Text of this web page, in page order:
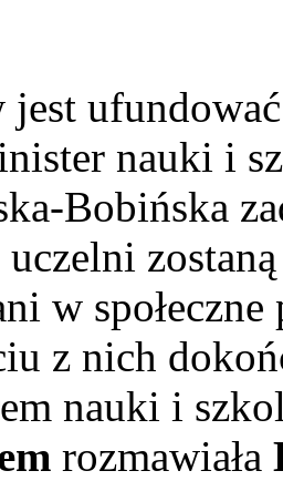
jest
nauki i
Bobińska
w
z nich
nauki i
rozmawiała